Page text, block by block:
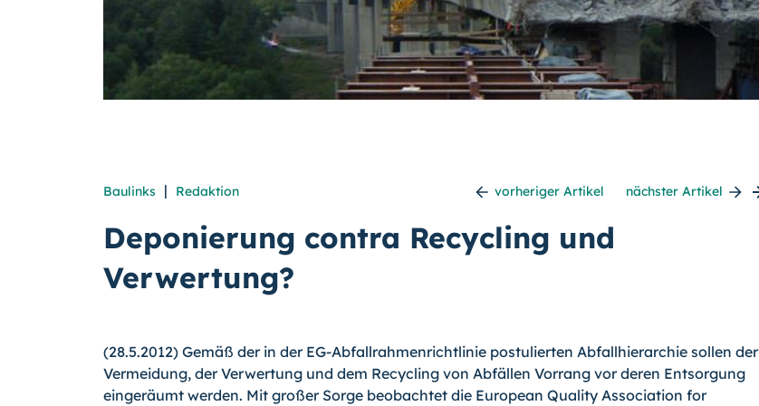
Baulinks | Redaktion vorheriger Artikel nächster Artikel
Deponierung contra Recycling und
Verwertung?
(28.5.2012) Gemäß der in der EG-Abfallrahmenrichtlinie postulierten Abfallhierarchie sollen der
Vermeidung, der Verwertung und dem Recycling von Abfällen Vorrang vor deren Entsorgung
eingeräumt werden. Mit großer Sorge beobachtet die European Quality Association for